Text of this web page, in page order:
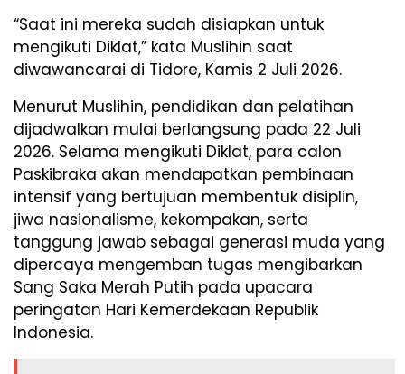
“Saat ini mereka sudah disiapkan untuk
mengikuti Diklat,” kata Muslihin saat
diwawancarai di Tidore, Kamis 2 Juli 2026.
Menurut Muslihin, pendidikan dan pelatihan
dijadwalkan mulai berlangsung pada 22 Juli
2026. Selama mengikuti Diklat, para calon
Paskibraka akan mendapatkan pembinaan
intensif yang bertujuan membentuk disiplin,
jiwa nasionalisme, kekompakan, serta
tanggung jawab sebagai generasi muda yang
dipercaya mengemban tugas mengibarkan
Sang Saka Merah Putih pada upacara
peringatan Hari Kemerdekaan Republik
Indonesia.